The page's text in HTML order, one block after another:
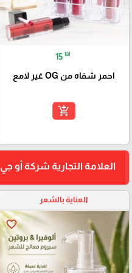
15 ₪
احمر شفاه من OG غير لامع
add_shopping_cart
العلامة التجارية شركة أو جي
العناية بالشعر
favorite_border